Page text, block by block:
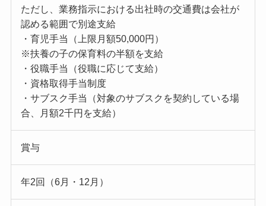
ただし、業務指示における出社時の交通費は会社が
認める範囲で別途支給
・育児手当（上限月額50,000円）
※扶養の子の保育料の半額を支給
・役職手当（役職に応じて支給）
・資格取得手当制度
・サブスク手当（対象のサブスクを契約している場
合、月額2千円を支給）
賞与
年2回（6月・12月）